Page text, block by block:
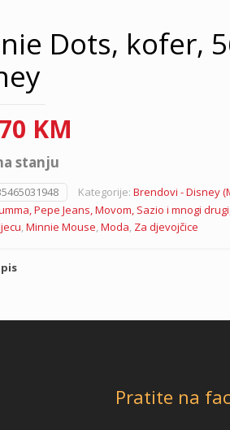
Dots, kofer,
KM
stanju
Kategorije: Brendovi - Disney
Pepe Jeans, Movom, Sazio i mnogi drugi
Minnie Mouse Moda Za djevojčice
Pratite na